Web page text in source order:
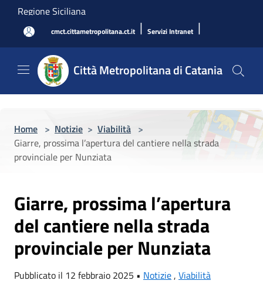
Salta al contenuto principale
Regione Siciliana
cmct.cittametropolitana.ct.it | Servizi Intranet |
Città Metropolitana di Catania
Home > Notizie > Viabilità >
Giarre, prossima l’apertura del cantiere nella strada
provinciale per Nunziata
Giarre, prossima l’apertura
del cantiere nella strada
provinciale per Nunziata
Pubblicato il 12 febbraio 2025 • Notizie, Viabilità